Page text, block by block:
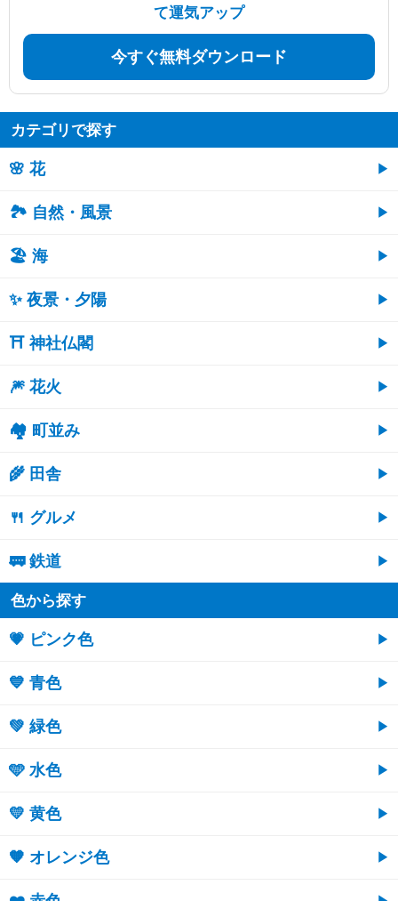
て運気アップ
今すぐ無料ダウンロード
カテゴリで探す
🌸 花
🏞️ 自然・風景
🏖 海
✨ 夜景・夕陽
⛩ 神社仏閣
🎆 花火
🏘 町並み
🌾 田舎
🍴 グルメ
🚃 鉄道
色から探す
💗 ピンク色
💙 青色
💚 緑色
🩵 水色
💛 黄色
🧡 オレンジ色